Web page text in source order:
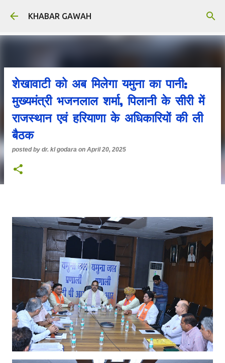
Skip to main content
KHABAR GAWAH
शेखावाटी को अब मिलेगा यमुना का पानी:
मुख्यमंत्री भजनलाल शर्मा, पिलानी के सीरी में
राजस्थान एवं हरियाणा के अधिकारियों की ली
बैठक
posted by dr. kl godara on April 20, 2025